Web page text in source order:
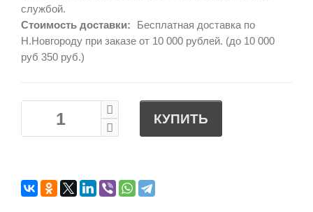
службой.
Стоимость доставки:
Бесплатная доставка по
Н.Новгороду при заказе от 10 000 рублей. (до 10 000
руб 350 руб.)
КУПИТЬ